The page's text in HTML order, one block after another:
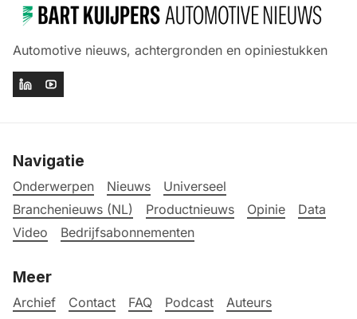
Automotive nieuws, achtergronden en opiniestukken
Navigatie
Onderwerpen Nieuws
Universeel
Branchenieuws (NL)
Productnieuws Opinie
Data
Video
Bedrijfsabonnementen
Meer
Archief Contact FAQ Podcast
Auteurs